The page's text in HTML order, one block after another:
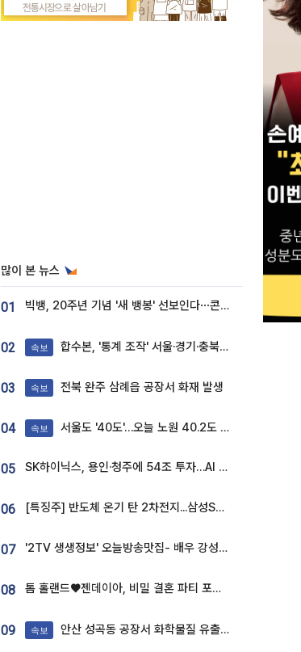
많이 본 뉴스
01 빅뱅, 20주년 기념 '새 뱅봉' 선보인다⋯콘서트 앞두고 팝업 개최
02 속보 합수본, '통계 조작' 서울·경기·충북 선관위 등 추가 압수수색
03 속보 전북 완주 삼례읍 공장서 화재 발생
04 속보 서울도 '40도'…오늘 노원 40.2도 기록
05 SK하이닉스, 용인·청주에 54조 투자…AI 메모리 생산기지 키운다
06 [특징주] 반도체 온기 탄 2차전지...삼성SDI, 장 초반 7% 넘게 껑충
07 '2TV 생생정보' 오늘방송맛집- 배우 강성진 단골! 쌀국수ㆍ푸팟퐁 커리 맛집 '블○○○'
08 톰 홀랜드♥젠데이아, 비밀 결혼 파티 포착⋯호텔 대관비만 9억
09 속보 안산 성곡동 공장서 화학물질 유출 사고 발생